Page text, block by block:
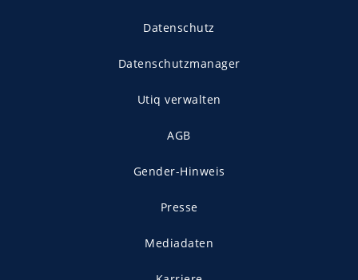
Datenschutz
Datenschutzmanager
Utiq verwalten
AGB
Gender-Hinweis
Presse
Mediadaten